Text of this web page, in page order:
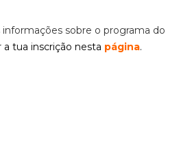
sobre o programa do
a tua inscrição nesta página.